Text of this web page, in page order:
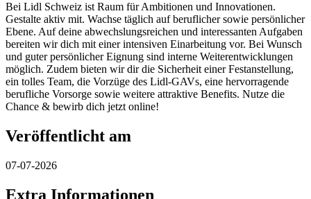
Bei Lidl Schweiz ist Raum für Ambitionen und Innovationen.
Gestalte aktiv mit. Wachse täglich auf beruflicher sowie persönlicher
Ebene. Auf deine abwechslungsreichen und interessanten Aufgaben
bereiten wir dich mit einer intensiven Einarbeitung vor. Bei Wunsch
und guter persönlicher Eignung sind interne Weiterentwicklungen
möglich. Zudem bieten wir dir die Sicherheit einer Festanstellung,
ein tolles Team, die Vorzüge des Lidl-GAVs, eine hervorragende
berufliche Vorsorge sowie weitere attraktive Benefits. Nutze die
Chance & bewirb dich jetzt online!
Veröffentlicht am
07-07-2026
Extra Informationen